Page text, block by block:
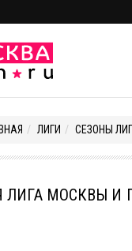
ЛИГИ СЕЗОНЫ ЛИГ
ЛИГА МОСКВЫ И